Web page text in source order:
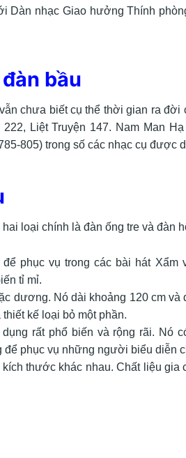
Dàn nhạc Giao hưởng Thính
bầu
chưa biết cụ thể thời gian ra đời
Liệt Truyện 147. Nam Man
805) trong số các nhạc cụ được
loại chính là đàn ống tre và đàn
phục vụ trong các bài hát Xẩm
tỉ mỉ.
dương. Nó dài khoảng 120 cm và
kế loại bỏ một phần.
rất phổ biến và rộng rãi. Nó
phục vụ những người biểu diễn
thước khác nhau. Chất liệu gia